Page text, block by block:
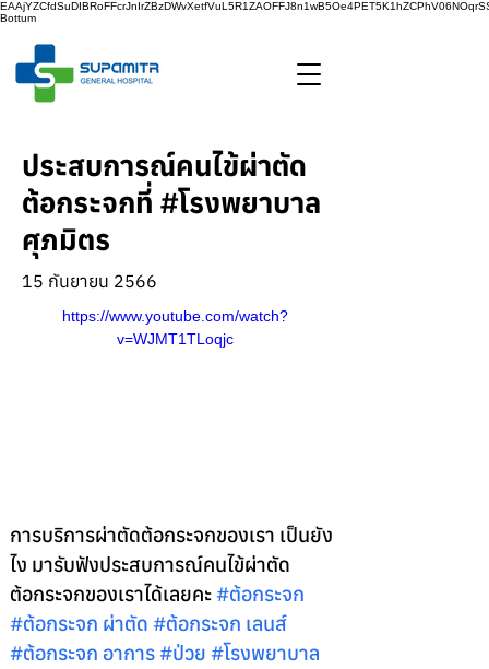
Bottum
ประสบการณ์คนไข้ผ่าตัด
ต้อกระจกที่ #โรงพยาบาล
ศุภมิตร
15 กันยายน 2566
https://www.youtube.com/watch?
v=WJMT1TLoqjc
การบริการผ่าตัดต้อกระจกของเรา เป็นยัง
ไง มารับฟังประสบการณ์คนไข้ผ่าตัด
ต้อกระจกของเราได้เลยคะ #ต้อกระจก
#ต้อกระจก ผ่าตัด #ต้อกระจก เลนส์
#ต้อกระจก อาการ #ป่วย #โรงพยาบาล